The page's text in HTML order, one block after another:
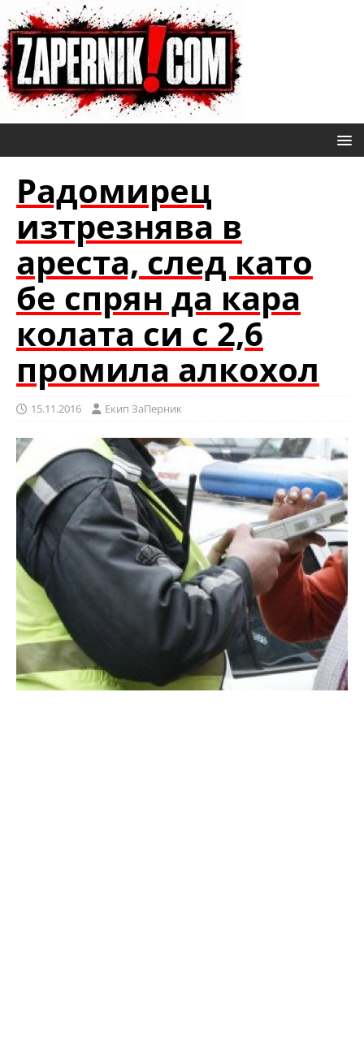
Радомирец
изтрезнява в
ареста, след като
бе спрян да кара
колата си с 2,6
промила алкохол
15.11.2016 Eкип ЗаПерник